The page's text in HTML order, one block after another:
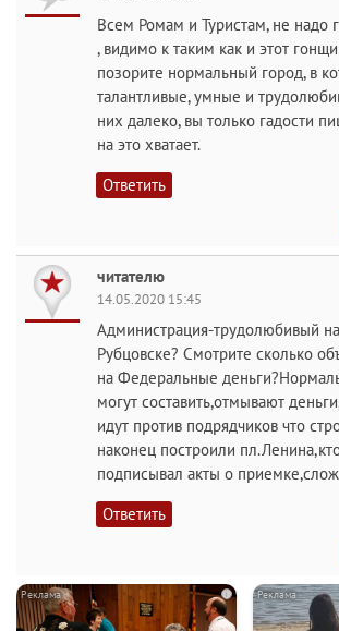
Всем Ромам и Туристам, не надо
, видимо к таким как и этот
позорите нормальный город, в
талантливые, умные и
них далеко, вы только гадости
на это хватает.
Ответить
читателю
14.05.2020 15:45
Администрация-трудолюбивый
Рубцовске? Смотрите сколько
на Федеральные
могут составить,отмывают
идут против подрядчиков что
наконец построили
подписывал акты о
Ответить
i